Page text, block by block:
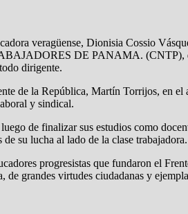
veragüense, Dionisia Cossio
DE PANAMA. (CNTP), que
dirigente.
de la República, Martín Torrijos, en
y sindical.
de finalizar sus estudios como
su lucha al lado de la clase trabajadora.
progresistas que fundaron el
grandes virtudes ciudadanas y